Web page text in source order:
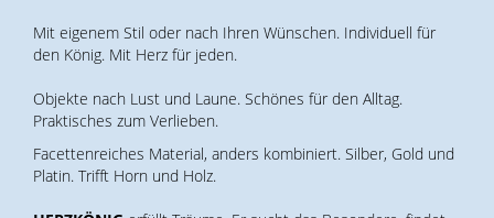
Mit eigenem Stil oder nach Ihren Wünschen. Individuell für
den König. Mit Herz für jeden.
Objekte nach Lust und Laune. Schönes für den Alltag.
Praktisches zum Verlieben.
Facettenreiches Material, anders kombiniert. Silber, Gold und
Platin. Trifft Horn und Holz.